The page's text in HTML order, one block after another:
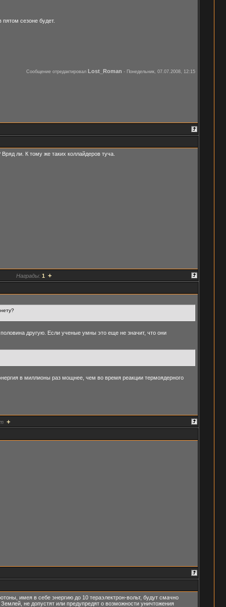
сезоне будет.
Сообщение отредактировал Lost_Roman - Понедельник, 07.07.2008, 12:15
ли. К тому же таких коллайдеров туча.
Награды: 1 +
другую. Если ученые умны это еще не значит, что они
в миллионы раз мощнее, чем во время реакции термоядерного
+
имея в себе энергию до 10 тераэлектрон-вольт, будут смачно
не допустят или предупредят о возможности уничтожения